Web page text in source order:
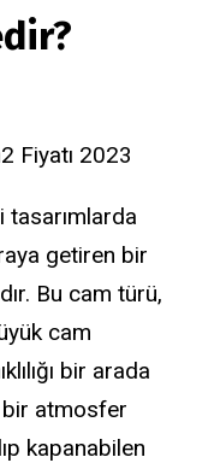
Fiyatı 2023
getiren bir
Bu cam türü,
cam
bir arada
atmosfer
kapanabilen